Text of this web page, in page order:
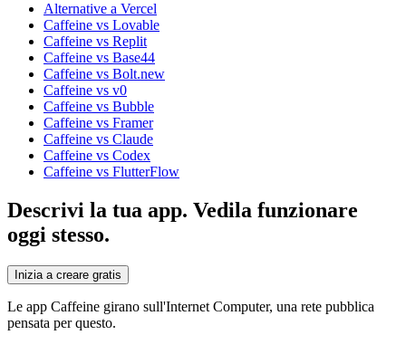
Alternative a Vercel
Caffeine vs Lovable
Caffeine vs Replit
Caffeine vs Base44
Caffeine vs Bolt.new
Caffeine vs v0
Caffeine vs Bubble
Caffeine vs Framer
Caffeine vs Claude
Caffeine vs Codex
Caffeine vs FlutterFlow
Descrivi la tua app. Vedila funzionare
oggi stesso.
Inizia a creare gratis
Le app Caffeine girano sull'Internet Computer, una rete pubblica
pensata per questo.